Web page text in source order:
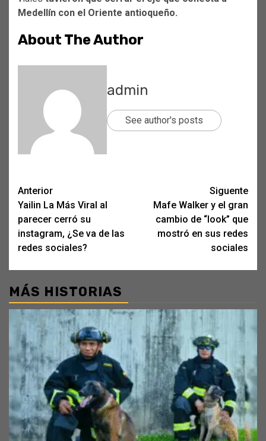
Medellín con el Oriente antioqueño.
About The Author
admin
See author's posts
Post
navigation
Anterior
Yailin La Más Viral al
parecer cerró su
instagram, ¿Se va de las
redes sociales?
Siguente
Mafe Walker y el gran
cambio de “look” que
mostró en sus redes
sociales
MÁS HISTORIAS